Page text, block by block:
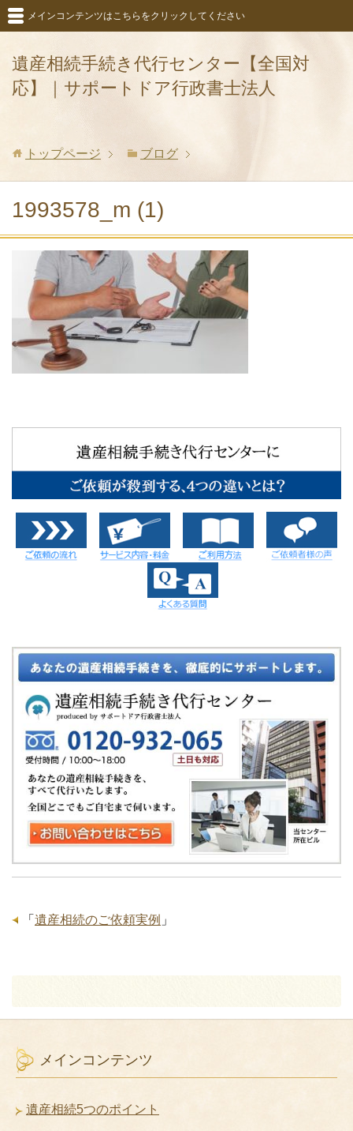
遺産相続手続き代行センター【全国対
応】｜サポートドア行政書士法人
メインコンテンツはこちらをクリックしてください
トップページ ブログ
1993578_m (1)
「 遺産相続のご依頼実例 」
メインコンテンツ
遺産相続5つのポイント